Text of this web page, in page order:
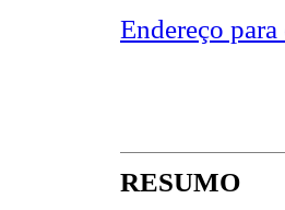
Endereço
RESUMO